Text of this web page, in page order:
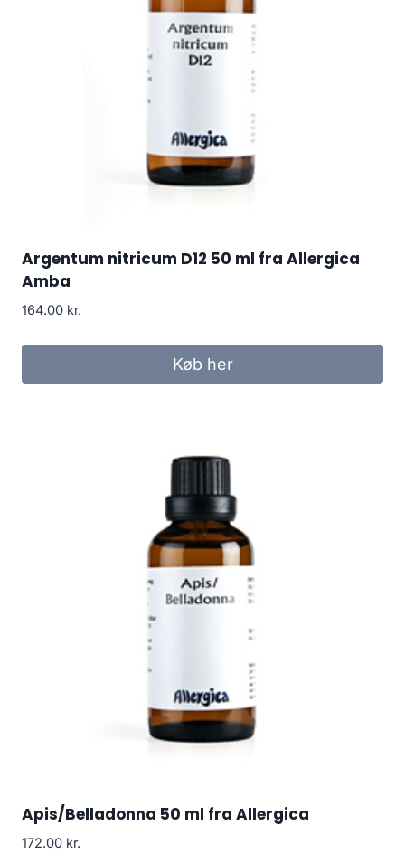
Argentum nitricum D12 50 ml fra Allergica
Amba
164.00 kr.
Køb her
Apis/Belladonna 50 ml fra Allergica
172.00 kr.